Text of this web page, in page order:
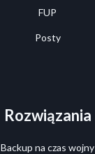
FUP
Posty
Rozwiązania
Backup na czas wojny